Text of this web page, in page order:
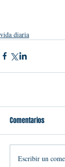
vida diaria
Comentarios
Escribir un